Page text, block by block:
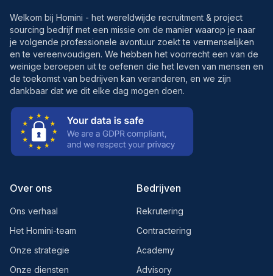
Welkom bij Homini - het wereldwijde recruitment & project
sourcing bedrijf met een missie om de manier waarop je naar
je volgende professionele avontuur zoekt te vermenselijken
en te vereenvoudigen. We hebben het voorrecht een van de
weinige beroepen uit te oefenen die het leven van mensen en
de toekomst van bedrijven kan veranderen, en we zijn
dankbaar dat we dit elke dag mogen doen.
Over ons
Ons verhaal
Het Homini-team
Onze strategie
Onze diensten
Bedrijven
Rekrutering
Contractering
Academy
Advisory